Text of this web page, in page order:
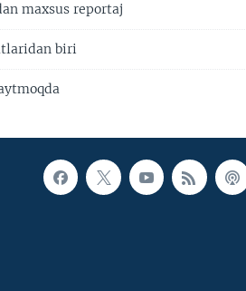
maxsus reportaj
biri